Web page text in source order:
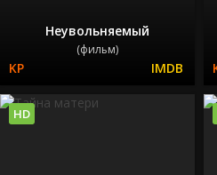
Неувольняемый
(фильм)
HD